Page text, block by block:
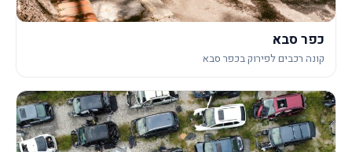
כפר סבא
קונה רכבים לפירוק בכפר סבא